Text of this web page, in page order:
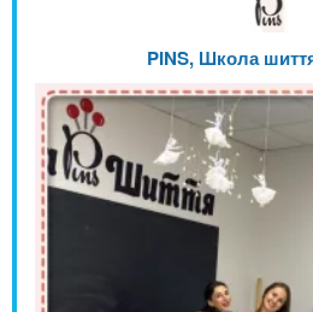
PINS, Школа